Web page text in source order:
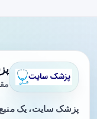
پزشک سایت، یک